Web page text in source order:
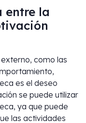
entre la
como las
es el deseo
se puede utilizar
ya que puede
las actividades